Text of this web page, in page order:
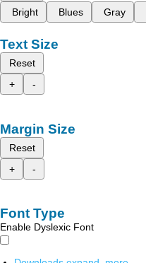
Bright
Blues Gray
Text Size
Reset
+
-
Margin Size
Reset
+
-
Font Type
Enable Dyslexic Font